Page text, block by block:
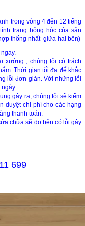
trong vòng 4 đến 12 tiếng
trạng hỏng hóc của sản
thống nhất giữa hai bên)
xưởng , chúng tôi có trách
Thời gian tối đa để khắc
lỗi đơn giản. Với những lỗi
gây ra, chúng tôi sẽ kiểm
duyệt chi phí cho các hạng
thanh toán.
chữa sẽ do bên có lỗi gây
699